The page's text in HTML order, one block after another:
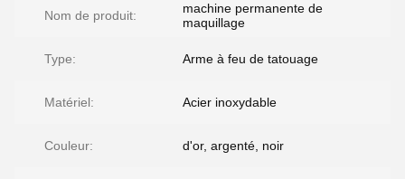
Nom de produit:
machine permanente de
maquillage
Type: Arme à feu de tatouage
Matériel: Acier inoxydable
Couleur: d'or, argenté, noir